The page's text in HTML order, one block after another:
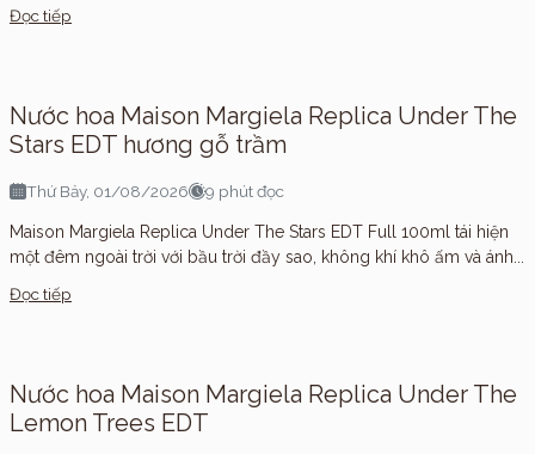
Đọc tiếp
Nước hoa Maison Margiela Replica Under The
Stars EDT hương gỗ trầm
Thứ Bảy, 01/08/2026 9 phút đọc
Maison Margiela Replica Under The Stars EDT Full 100ml tái hiện
một đêm ngoài trời với bầu trời đầy sao, không khí khô ấm và ánh...
Đọc tiếp
Nước hoa Maison Margiela Replica Under The
Lemon Trees EDT